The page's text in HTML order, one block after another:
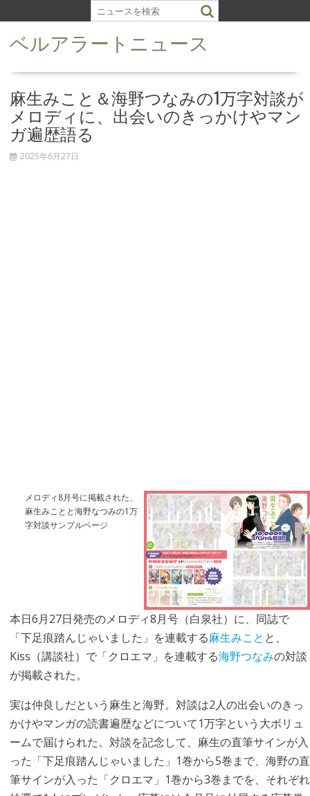
k
ベルアラートニュース
麻生みこと＆海野つなみの1万字対談が
メロディに、出会いのきっかけやマン
ガ遍歴語る
2025年6月27日
メロディ8月号に掲載された、
麻生みことと海野なつみの1万
字対談サンプルページ
本日6月27日発売のメロディ8月号（白泉社）に、同誌で
「下足痕踏んじゃいました」を連載する麻生みこと と、
Kiss（講談社）で「クロエマ」を連載する海野つなみの対談
が掲載された。
実は仲良しだという麻生と海野。対談は2人の出会いのきっ
かけやマンガの読書遍歴などについて1万字という大ボリュ
ームで届けられた。対談を記念して、麻生の直筆サインが入
った「下足痕踏んじゃいました」1巻から5巻まで、海野の直
筆サインが入った「クロエマ」1巻から3巻までを、それぞれ